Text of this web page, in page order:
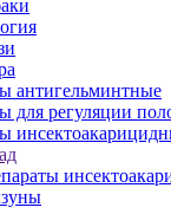
антигельминтные
для регуляции